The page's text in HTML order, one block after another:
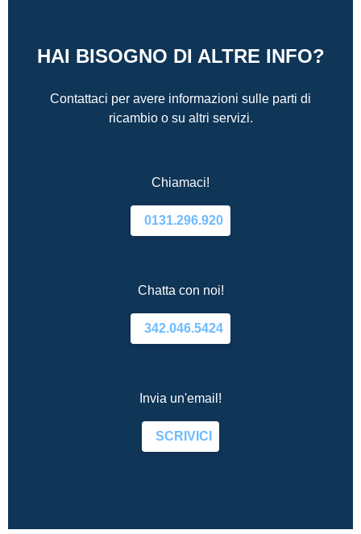
HAI BISOGNO DI ALTRE INFO?
Contattaci per avere informazioni sulle parti di
ricambio o su altri servizi.
Chiamaci!
0131.296.920
Chatta con noi!
342.046.5424
Invia un'email!
SCRIVICI